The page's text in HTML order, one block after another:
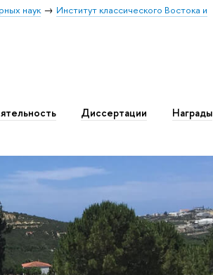
наук
Институт классического Востока и
Диссертации Награды